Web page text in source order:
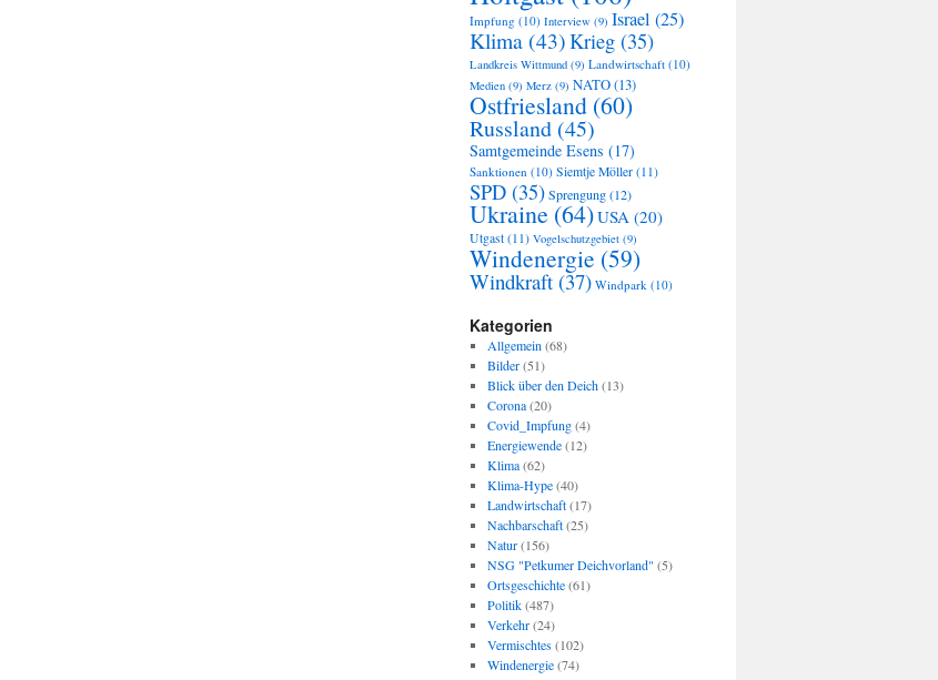
Impfung (10) Interview (9) Israel (25)
Klima (43)Krieg (35)
Landkreis Wittmund (9) Landwirtschaft (10)
Medien (9) Merz (9) NATO(13)
Ostfriesland (60)
Russland (45)
Samtgemeinde Esens (17)
Sanktionen (10) Siemtje Möller (11)
SPD (35)Sprengung(12)
Ukraine (64)USA (20)
Utgast (11) Vogelschutzgebiet (9)
Windenergie (59)
Windkraft (37) Windpark (10)
Kategorien
Allgemein (68)
Bilder(51)
Blick über den Deich(13)
Corona(20)
Covid_Impfung(4)
Energiewende(12)
Klima(62)
Klima-Hype(40)
Landwirtschaft(17)
Nachbarschaft(25)
Natur(156)
NSG "Petkumer Deichvorland" (5)
Ortsgeschichte(61)
Politik(487)
Verkehr(24)
Vermischtes(102)
Windenergie(74)